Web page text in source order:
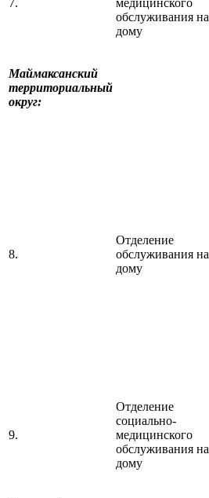
7.
медицинского
обслуживания на
дому
Маймаксанский
территориальный
округ:
8.
Отделение
обслуживания на
дому
9.
Отделение
социально-
медицинского
обслуживания на
дому